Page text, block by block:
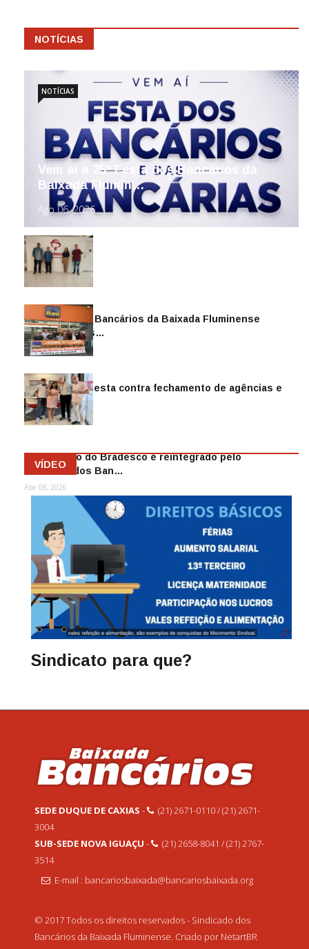
NOTÍCIAS
Vem aí a 25ª Festa dos Bancários da
Baixada Flumin…
Ago 06, 2026
NOTÍCIAS
Sindicato dos Bancários da Baixada Fluminense
reintegra mais…
Jul 14, 2026
Sindicato protesta contra fechamento de agências e
as demiss…
Mai 13, 2026
Funcionário do Bradesco é reintegrado pelo
Sindicato dos Ban…
Abr 08, 2026
VÍDEO
Sindicato para que?
SEDE DUQUE DE CAXIAS -
(21) 2671-0110 / (21) 2671-
3004
SUB-SEDE NOVA IGUAÇU -
(21) 2658-8041 / (21) 2767-
3514
E-mail : bancariosbaixada@bancariosbaixada.org
© 2017 Todos os direitos reservados - Sindicado dos
Bancários da Baixada Fluminense. Criado por NetartBR